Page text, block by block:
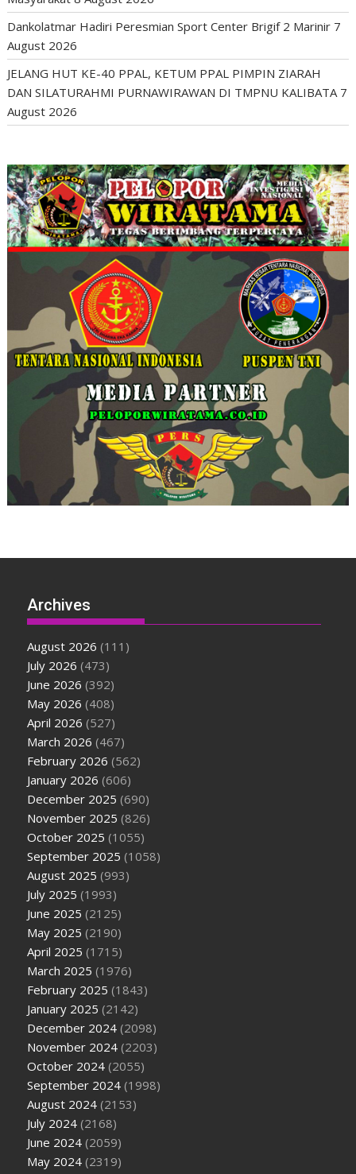
Dankolatmar Hadiri Peresmian Sport Center Brigif 2 Marinir 7
August 2026
JELANG HUT KE-40 PPAL, KETUM PPAL PIMPIN ZIARAH
DAN SILATURAHMI PURNAWIRAWAN DI TMPNU KALIBATA 7
August 2026
Archives
August 2026 (111)
July 2026 (473)
June 2026 (392)
May 2026 (408)
April 2026 (527)
March 2026 (467)
February 2026 (562)
January 2026 (606)
December 2025 (690)
November 2025 (826)
October 2025 (1055)
September 2025 (1058)
August 2025 (993)
July 2025 (1993)
June 2025 (2125)
May 2025 (2190)
April 2025 (1715)
March 2025 (1976)
February 2025 (1843)
January 2025 (2142)
December 2024 (2098)
November 2024 (2203)
October 2024 (2055)
September 2024 (1998)
August 2024 (2153)
July 2024 (2168)
June 2024 (2059)
May 2024 (2319)